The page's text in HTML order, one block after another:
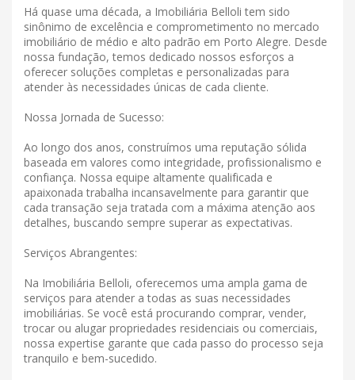
Há quase uma década, a Imobiliária Belloli tem sido
sinônimo de excelência e comprometimento no mercado
imobiliário de médio e alto padrão em Porto Alegre. Desde
nossa fundação, temos dedicado nossos esforços a
oferecer soluções completas e personalizadas para
atender às necessidades únicas de cada cliente.
Nossa Jornada de Sucesso:
Ao longo dos anos, construímos uma reputação sólida
baseada em valores como integridade, profissionalismo e
confiança. Nossa equipe altamente qualificada e
apaixonada trabalha incansavelmente para garantir que
cada transação seja tratada com a máxima atenção aos
detalhes, buscando sempre superar as expectativas.
Serviços Abrangentes:
Na Imobiliária Belloli, oferecemos uma ampla gama de
serviços para atender a todas as suas necessidades
imobiliárias. Se você está procurando comprar, vender,
trocar ou alugar propriedades residenciais ou comerciais,
nossa expertise garante que cada passo do processo seja
tranquilo e bem-sucedido.